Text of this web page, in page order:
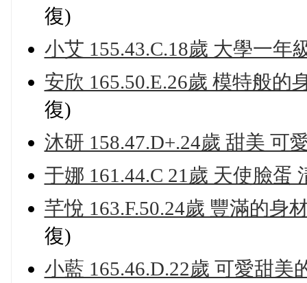
復)
小艾 155.43.C.18歲 大學一年
安欣 165.50.E.26歲 模特般的
復)
沐研 158.47.D+.24歲 甜美 可
于娜 161.44.C 21歲 天使臉蛋
芊悅 163.F.50.24歲 豐滿的身
復)
小藍 165.46.D.22歲 可愛甜美